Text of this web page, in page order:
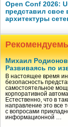
Open Conf 2026:
представил свое
архитектуры
Михаил
Развиваясь по
В настоящее время
безопасность
самостоятельное
корпоративной
Естественно, что в
направление это все
с вопросами
информационной …